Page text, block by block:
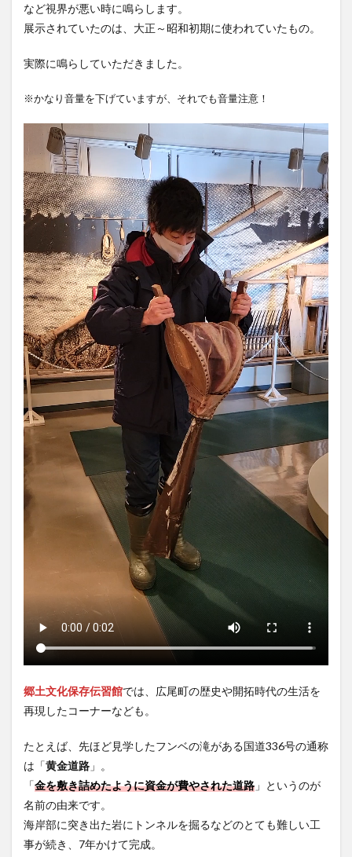
など視界が悪い時に鳴らします。
展示されていたのは、大正～昭和初期に使われていたもの。
実際に鳴らしていただきました。
※かなり音量を下げていますが、それでも音量注意！
郷土文化保存伝習館では、広尾町の歴史や開拓時代の生活を
再現したコーナーなども。
たとえば、先ほど見学したフンベの滝がある国道336号の通称
は「黄金道路 」。
「金を敷き詰めたように資金が費やされた道路 」というのが
名前の由来です。
海岸部に突き出た岩にトンネルを掘るなどのとても難しい工
事が続き、7年かけて完成。